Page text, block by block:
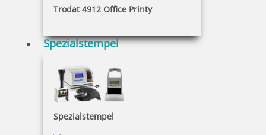
Trodat 4912 Office Printy
Spezialstempel
Spezialstempel21,55 €